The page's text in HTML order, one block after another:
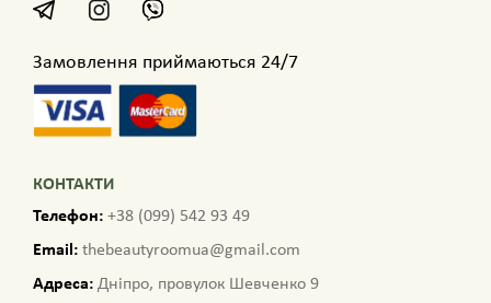
Замовлення приймаються 24/7
КОНТАКТИ
Телефон: +38 (099) 542 93 49
Email: thebeautyroomua@gmail.com
Адреса: Дніпро, провулок Шевченко 9